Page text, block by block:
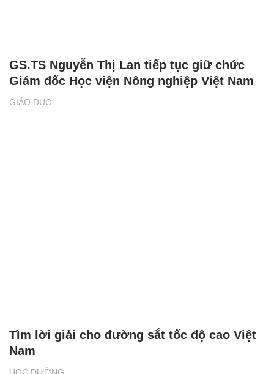
GIÁO DỤC
GS.TS Nguyễn Thị Lan tiếp tục giữ chức
Giám đốc Học viện Nông nghiệp Việt Nam
HỌC ĐƯỜNG
Tìm lời giải cho đường sắt tốc độ cao Việt
Nam